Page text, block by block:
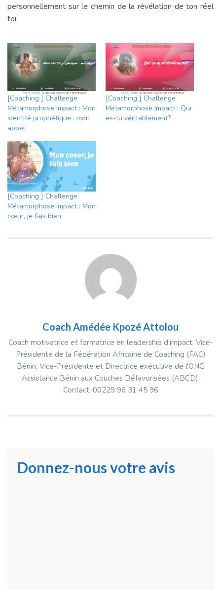
personnellement sur le chemin de la révélation de ton réel
toi.
[Coaching ] Challenge
Métamorphose Impact : Mon
identité prophétique : mon
appel
[Coaching ] Challenge
Métamorphose Impact : Qui
es-tu véritablement?
[Coaching ] Challenge
Métamorphose Impact : Mon
cœur, je fais bien
Coach Amédée Kpozé Attolou
Coach motivatrice et formatrice en leadership d’impact; Vice-
Présidente de la Fédération Africaine de Coaching (FAC)
Bénin; Vice-Présidente et Directrice exécutive de l'ONG
Assistance Bénin aux Couches Défavorisées (ABCD);
Contact: 00229 96 31 45 96
Donnez-nous votre avis